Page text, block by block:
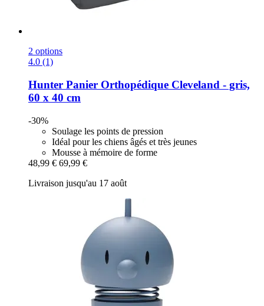
2 options
4.0 (1)
Hunter Panier Orthopédique Cleveland -​ gris,
60 x 40 cm
-30%
Soulage les points de pression
Idéal pour les chiens âgés et très jeunes
Mousse à mémoire de forme
48,99 € 69,99 €
Livraison jusqu'au 17 août